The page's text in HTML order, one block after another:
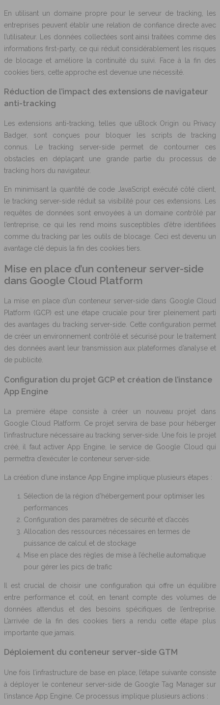
En utilisant un domaine propre pour le serveur de tracking, les
entreprises peuvent établir une relation de confiance directe avec
l’utilisateur. Les données collectées sont ainsi traitées comme des
informations first-party, ce qui réduit considérablement les risques
de blocage et améliore la continuité du suivi. Face à la fin des
cookies tiers, cette approche est devenue une nécessité.
Réduction de l’impact des extensions de navigateur
anti-tracking
Les extensions anti-tracking, telles que uBlock Origin ou Privacy
Badger, sont conçues pour bloquer les scripts de tracking
connus. Le tracking server-side permet de contourner ces
obstacles en déplaçant une grande partie du processus de
tracking hors du navigateur.
En minimisant la quantité de code JavaScript exécuté côté client,
le tracking server-side réduit sa visibilité pour ces extensions. Les
requêtes de données sont envoyées à un domaine contrôlé par
l’entreprise, ce qui les rend moins susceptibles d’être identifiées
comme du tracking par les outils de blocage. Ceci est devenu un
avantage clé depuis la fin des cookies tiers.
Mise en place d’un conteneur server-side
dans Google Cloud Platform
La mise en place d’un conteneur server-side dans Google Cloud
Platform (GCP) est une étape cruciale pour tirer pleinement parti
des avantages du tracking server-side. Cette configuration permet
de créer un environnement contrôlé et sécurisé pour le traitement
des données avant leur transmission aux plateformes d’analyse et
de publicité.
Configuration du projet GCP et création de l’instance
App Engine
La première étape consiste à créer un nouveau projet dans
Google Cloud Platform. Ce projet servira de base pour héberger
l’infrastructure nécessaire au tracking server-side. Une fois le projet
créé, il faut activer App Engine, le service de Google Cloud qui
permettra d’exécuter le conteneur server-side.
La création d’une instance App Engine implique plusieurs étapes :
Sélection de la région d’hébergement pour optimiser les
performances
Configuration des paramètres de sécurité et d’accès
Allocation des ressources nécessaires en termes de
puissance de calcul et de stockage
Mise en place des règles de mise à l’échelle automatique
pour gérer les pics de trafic
Il est crucial de choisir une configuration qui offre un équilibre
entre performance et coût, en tenant compte des volumes de
données attendus et des besoins spécifiques de l’entreprise.
L’arrivée de la fin des cookies tiers a rendu cette étape plus
importante que jamais.
Déploiement du conteneur server-side GTM
Une fois l’infrastructure de base en place, l’étape suivante consiste
à déployer le conteneur server-side de Google Tag Manager sur
l’instance App Engine. Ce processus implique plusieurs actions :